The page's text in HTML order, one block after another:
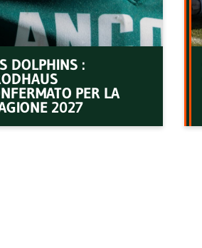
DOLPHINS :
PER LA
2027